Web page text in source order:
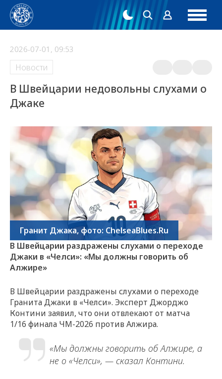
2026-07-01, 09:53
Новости
В Швейцарии недовольны слухами о
Джаке
Гранит Джака, фото: ChelseaBlues.Ru
В Швейцарии раздражены слухами о переходе
Джаки в «Челси»: «Мы должны говорить об
Алжире»
В Швейцарии раздражены слухами о переходе
Гранита Джаки в «Челси». Эксперт Джорджо
Контини заявил, что они отвлекают от матча
1/16 финала ЧМ-2026 против Алжира.
«Мы должны говорить об Алжире, а
не о «Челси», — сказал Контини.